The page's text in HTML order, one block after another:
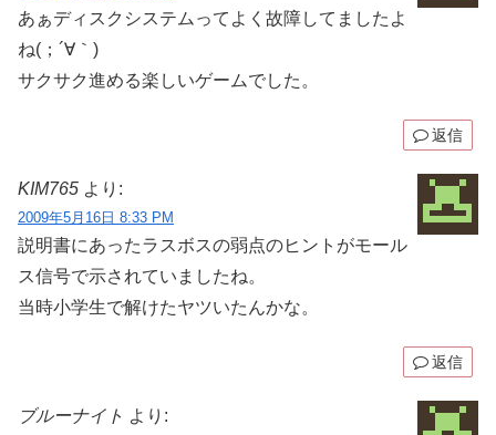
あぁディスクシステムってよく故障してましたよ
ね(；´∀｀)
サクサク進める楽しいゲームでした。
返信
KIM765 より:
2009年5月16日 8:33 PM
説明書にあったラスボスの弱点のヒントがモール
ス信号で示されていましたね。
当時小学生で解けたヤツいたんかな。
返信
ブルーナイト より: